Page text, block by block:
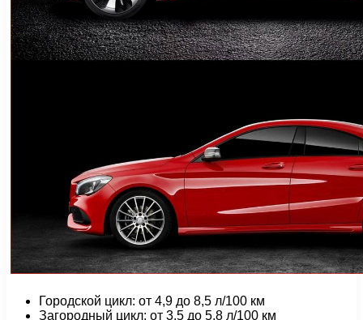
Городской цикл: от 4,9 до 8,5 л/100 км
Загородный цикл: от 3,5 до 5,8 л/100 км